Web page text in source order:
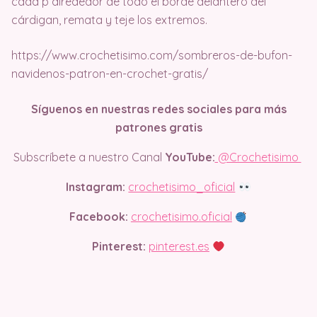
cárdigan, remata y teje los extremos.
https://www.crochetisimo.com/sombreros-de-bufon-
navidenos-patron-en-crochet-gratis/
Síguenos en nuestras redes sociales para más
patrones gratis
Subscríbete a nuestro Canal YouTube: @Crochetisimo
Instagram: crochetisimo_oficial
Facebook: crochetisimo.oficial
Pinterest: pinterest.es